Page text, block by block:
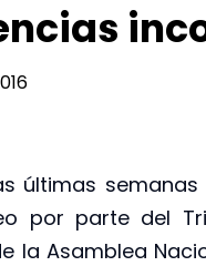
últimas
por parte del
la Asamblea